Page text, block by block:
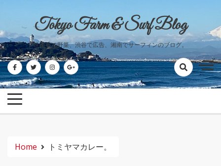
content
Tokyo Farm & Surf Blog
世田谷で野菜、渋谷で広告、湘南でサーフィンのブログ。
Home トミヤマカレー。